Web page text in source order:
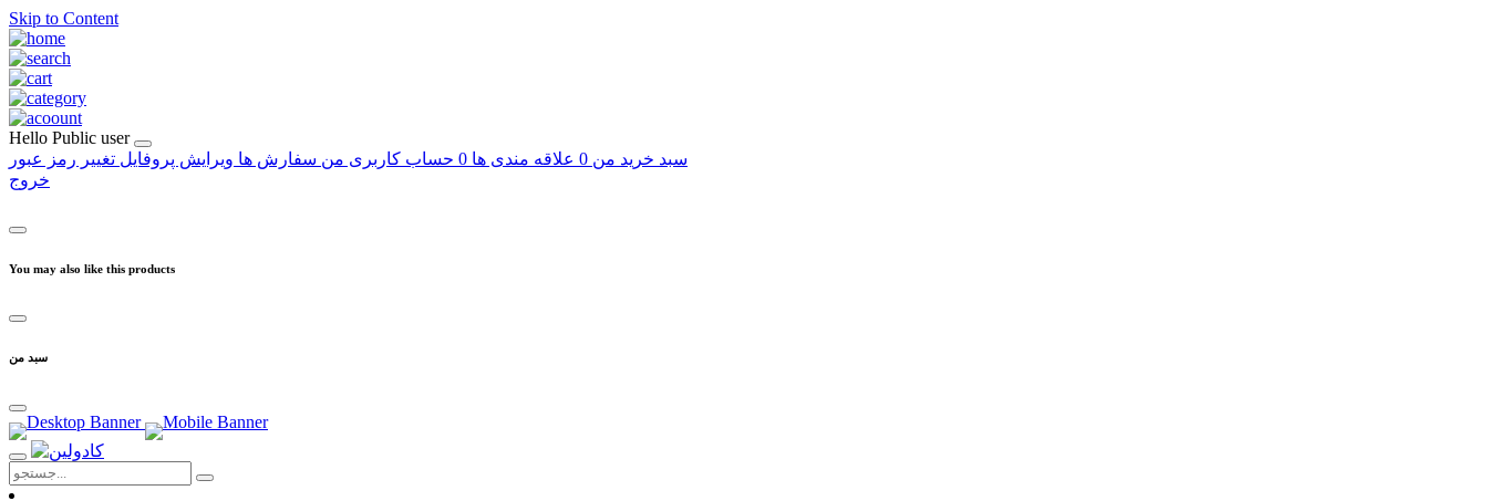
Skip to Content
Hello Public user
سبد خرید من 0 علاقه مندی ها 0 حساب کاربری من سفارش ها ویرایش پروفایل تغییر رمز عبور
خروج
You may also like this products
سبد من